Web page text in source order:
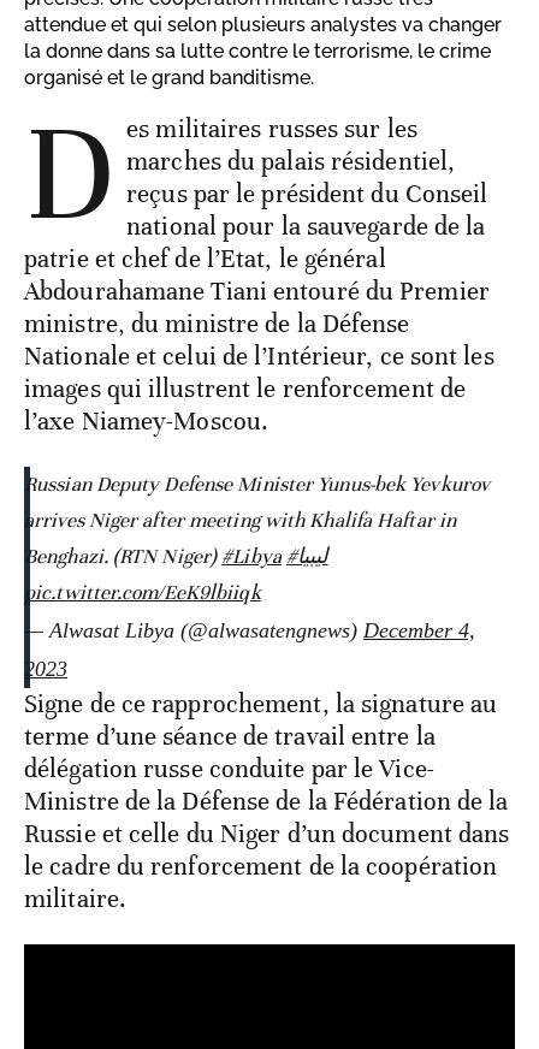
attendue et qui selon plusieurs analystes va changer
la donne dans sa lutte contre le terrorisme, le crime
organisé et le grand banditisme.
D es militaires russes sur les
marches du palais résidentiel,
reçus par le président du Conseil
national pour la sauvegarde de la
patrie et chef de l’Etat, le général
Abdourahamane Tiani entouré du Premier
ministre, du ministre de la Défense
Nationale et celui de l’Intérieur, ce sont les
images qui illustrent le renforcement de
l’axe Niamey-Moscou.
Russian Deputy Defense Minister Yunus-bek Yevkurov
arrives Niger after meeting with Khalifa Haftar in
Benghazi. (RTN Niger)#Libya
#ليبيا
pic.twitter.com/EeK9lbiiqk
— Alwasat Libya (@alwasatengnews) December 4,
2023
Signe de ce rapprochement, la signature au
terme d’une séance de travail entre la
délégation russe conduite par le Vice-
Ministre de la Défense de la Fédération de la
Russie et celle du Niger d’un document dans
le cadre du renforcement de la coopération
militaire.